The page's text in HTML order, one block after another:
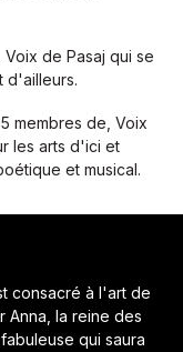
de Pasaj qui se
d'ailleurs.
membres de, Voix
les arts d'ici et
et musical.
consacré à l'art de
Anna, la reine des
qui saura